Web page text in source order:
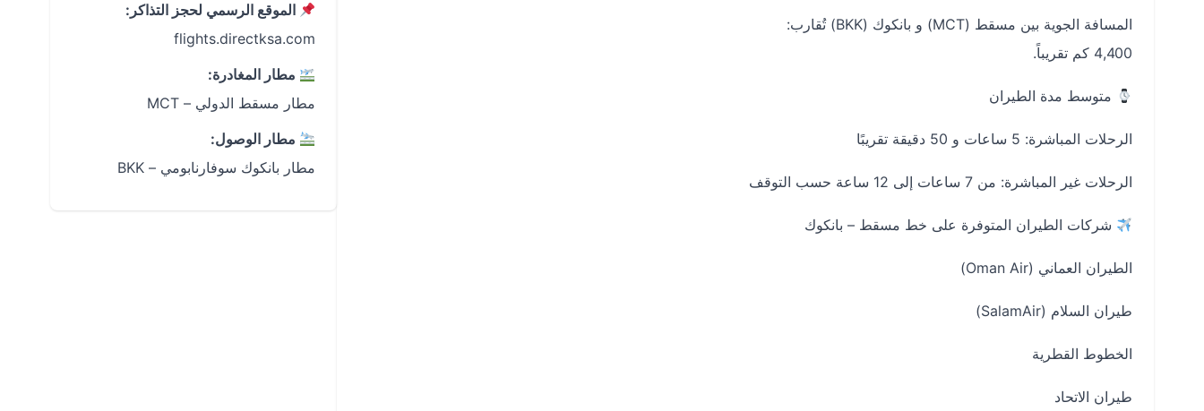
المسافة الجوية بين مسقط (MCT) و بانكوك (BKK) تُقارب:
4,400 كم تقريباً.
متوسط مدة الطيران
الرحلات المباشرة: 5 ساعات و 50 دقيقة تقريبًا
الرحلات غير المباشرة: من 7 ساعات إلى 12 ساعة حسب التوقف
شركات الطيران المتوفرة على خط مسقط – بانكوك
الطيران العماني (Oman Air)
طيران السلام (SalamAir)
الخطوط القطرية
طيران الاتحاد
الموقع الرسمي لحجز التذاكر:
flights.directksa.com
مطار المغادرة:
مطار مسقط الدولي – MCT
مطار الوصول:
مطار بانكوك سوفارنابومي – BKK